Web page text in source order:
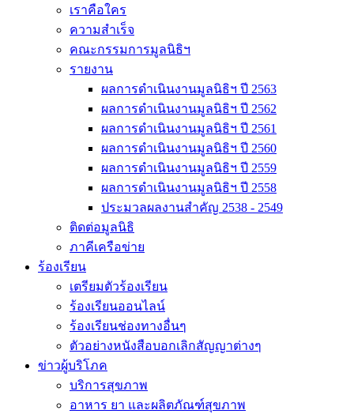
เราคือใคร
ความสำเร็จ
คณะกรรมการมูลนิธิฯ
รายงาน
ผลการดำเนินงานมูลนิธิฯ ปี 2563
ผลการดำเนินงานมูลนิธิฯ ปี 2562
ผลการดำเนินงานมูลนิธิฯ ปี 2561
ผลการดำเนินงานมูลนิธิฯ ปี 2560
ผลการดำเนินงานมูลนิธิฯ ปี 2559
ผลการดำเนินงานมูลนิธิฯ ปี 2558
ประมวลผลงานสำคัญ 2538 - 2549
ติดต่อมูลนิธิ
ภาคีเครือข่าย
ร้องเรียน
เตรียมตัวร้องเรียน
ร้องเรียนออนไลน์
ร้องเรียนช่องทางอื่นๆ
ตัวอย่างหนังสือบอกเลิกสัญญาต่างๆ
ข่าวผู้บริโภค
บริการสุขภาพ
อาหาร ยา และผลิตภัณฑ์สุขภาพ